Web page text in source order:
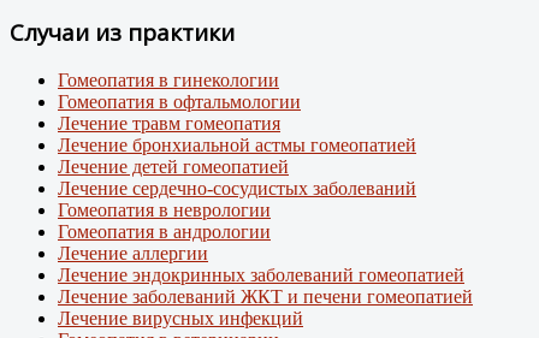
Случаи из практики
Гомеопатия в гинекологии
Гомеопатия в офтальмологии
Лечение травм гомеопатия
Лечение бронхиальной астмы гомеопатией
Лечение детей гомеопатией
Лечение сердечно-сосудистых заболеваний
Гомеопатия в неврологии
Гомеопатия в андрологии
Лечение аллергии
Лечение эндокринных заболеваний гомеопатией
Лечение заболеваний ЖКТ и печени гомеопатией
Лечение вирусных инфекций